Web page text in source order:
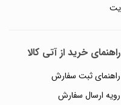
راهنمای خرید از آتی کالا
راهنمای ثبت سفارش
رویه ارسال سفارش